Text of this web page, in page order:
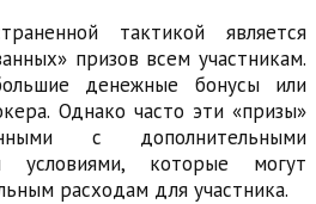
тактикой является
призов всем участникам.
денежные бонусы или
Однако часто эти «призы»
с дополнительными
условиями, которые могут
расходам для участника.